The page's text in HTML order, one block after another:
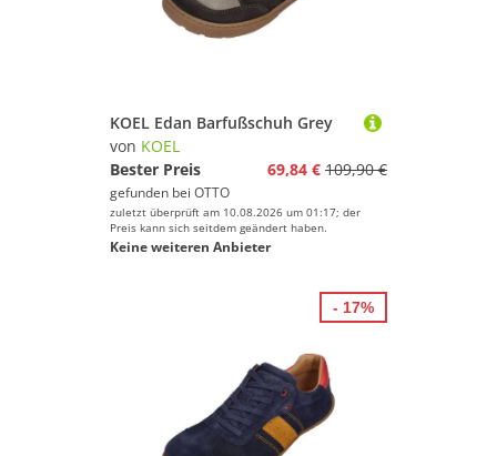
KOEL Edan Barfußschuh Grey
von KOEL
Bester Preis
69,84 € 109,90 €
gefunden bei OTTO
zuletzt überprüft am 10.08.2026 um 01:17; der
Preis kann sich seitdem geändert haben.
Keine weiteren Anbieter
- 17%